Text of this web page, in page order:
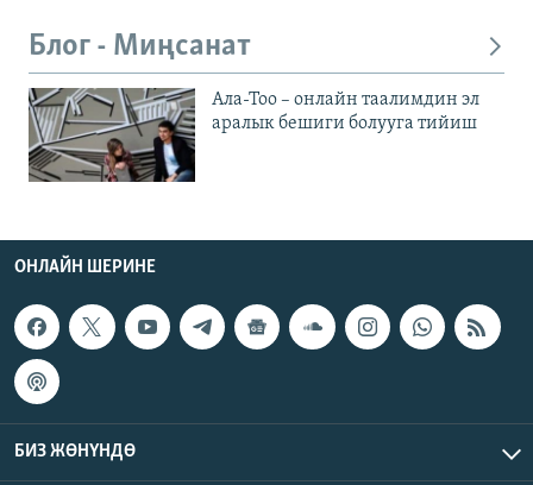
Блог - Миңсанат
Ала-Тоо – онлайн таалимдин эл
аралык бешиги болууга тийиш
ОНЛАЙН ШЕРИНЕ
БИЗ ЖӨНҮНДӨ